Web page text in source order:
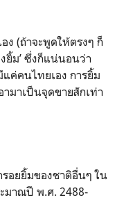
ง (ถ้าจะพูดให้ตรงๆ ก็
ยิ้ม’ ซึ่งก็แน่นอนว่า
ค่คนไทยเอง การยิ้ม
มาเป็นจุดขายสักเท่า
อยยิ้มของชาติอื่นๆ ใน
มาณปี พ.ศ. 2488-